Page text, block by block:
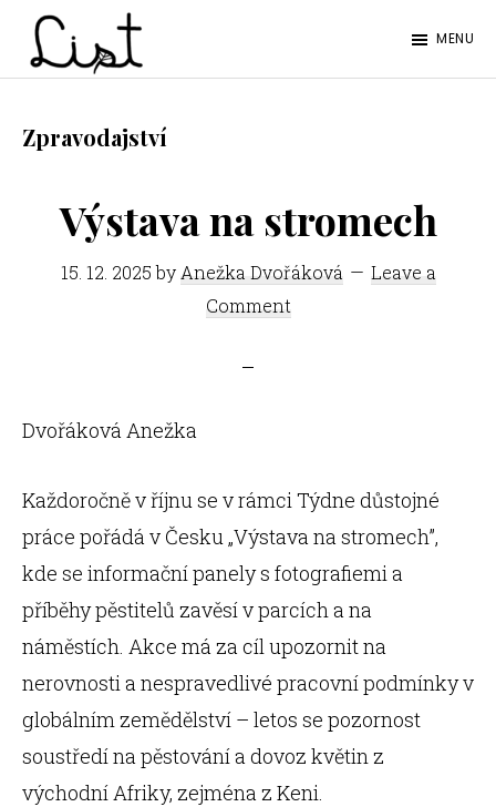
Skip
content
Skip
LIST
časopis
Litoměřice
MENU
Zpravodajství
Výstava na stromech
15. 12. 2025by Anežka Dvořáková
Leave a
Comment
Dvořáková Anežka
Každoročně v říjnu se v rámci Týdne důstojné
práce pořádá v Česku „Výstava na stromech”,
kde se informační panely s fotografiemi a
příběhy pěstitelů zavěsí v parcích a na
náměstích. Akce má za cíl upozornit na
nerovnosti a nespravedlivé pracovní podmínky v
globálním zemědělství – letos se pozornost
soustředí na pěstování a dovoz květin z
východní Afriky, zejména z Keni.